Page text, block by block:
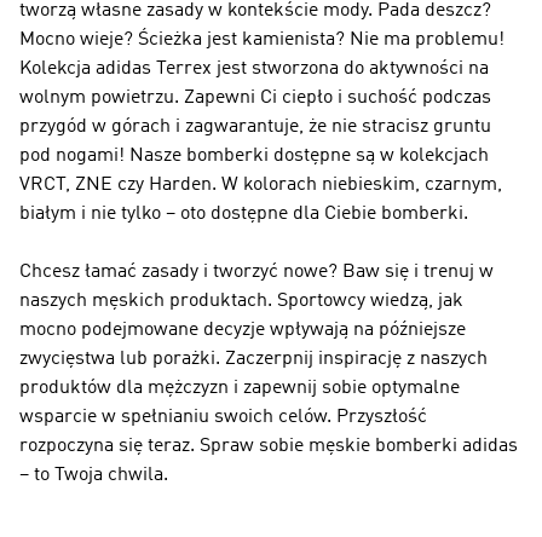
tworzą własne zasady w kontekście mody. Pada deszcz?
Mocno wieje? Ścieżka jest kamienista? Nie ma problemu!
Kolekcja adidas Terrex jest stworzona do aktywności na
wolnym powietrzu. Zapewni Ci ciepło i suchość podczas
przygód w górach i zagwarantuje, że nie stracisz gruntu
pod nogami! Nasze bomberki dostępne są w kolekcjach
VRCT, ZNE czy Harden. W kolorach niebieskim, czarnym,
białym i nie tylko – oto dostępne dla Ciebie bomberki.
Chcesz łamać zasady i tworzyć nowe? Baw się i trenuj w
naszych męskich produktach. Sportowcy wiedzą, jak
mocno podejmowane decyzje wpływają na późniejsze
zwycięstwa lub porażki. Zaczerpnij inspirację z naszych
produktów dla mężczyzn i zapewnij sobie optymalne
wsparcie w spełnianiu swoich celów. Przyszłość
rozpoczyna się teraz. Spraw sobie męskie bomberki adidas
– to Twoja chwila.